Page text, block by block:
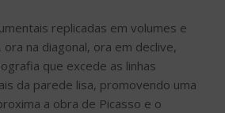
replicadas em volumes e
na diagonal, ora em declive,
que excede as linhas
da parede lisa, promovendo uma
a obra de Picasso e o